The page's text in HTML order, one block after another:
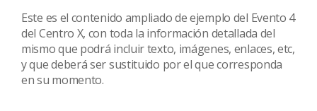
Este es el contenido ampliado de ejemplo del Evento 4
del Centro X, con toda la información detallada del
mismo que podrá incluir texto, imágenes, enlaces, etc,
y que deberá ser sustituido por el que corresponda
en su momento.